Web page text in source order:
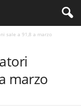
sale a 91,8 a marzo
marzo